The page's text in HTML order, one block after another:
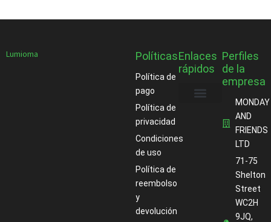
Lumioma Políticas
Política de
pago
Política de
privacidad
Condiciones
de uso
Política de
reembolso
y
devolución
Enlaces
rápidos
Perfiles
de la
empresa
MONDAY
AND
FRIENDS
LTD
71-75
Shelton
Street
WC2H
9JQ,